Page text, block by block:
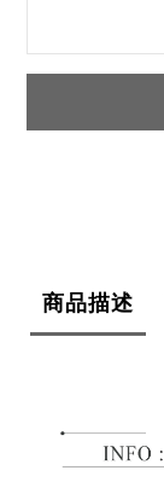
商品描述